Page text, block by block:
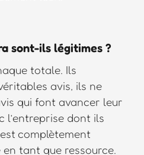
sont-ils légitimes ?
totale. Ils
avis, ils ne
qui font avancer leur
dont ils
complètement
tant que ressource.